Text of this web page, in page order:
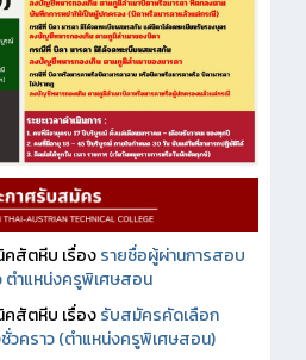
คสัตหีบ เรื่องรายชื่อผู้ผ่านการสอบ
ตำแหน่งครูพิเศษสอน
คสัตหีบ เรื่องรับสมัครคัดเลือก
วคราว (ตำแหน่งครูพิเศษสอน)